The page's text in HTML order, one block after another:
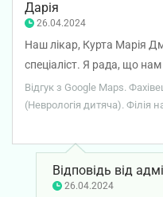
Дарія
26.04.2024
Наш лікар, Курта Марія
спеціаліст. Я рада, що
консультацію саме до
не дивлячись на
субʼєктивного. Після
неіснуючих діагнозів, ми
спеціаліста, який
марність страхів,
Відгук з Google Maps.
(Неврологія дитяча). Філія
Відповідь від
26.04.2024